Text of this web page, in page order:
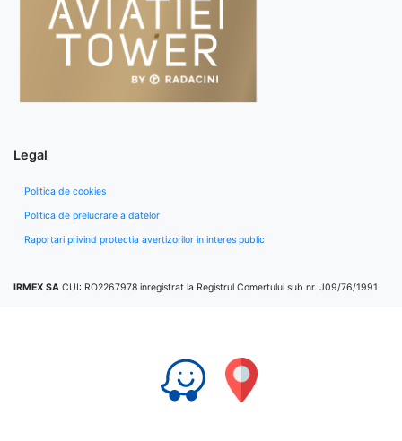
Legal
Politica de cookies
Politica de prelucrare a datelor
Raportari privind protectia avertizorilor in interes public
IRMEX SA CUI: RO2267978 inregistrat la Registrul Comertului sub nr. J09/76/1991